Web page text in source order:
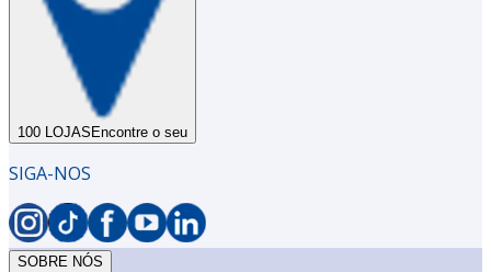
100 LOJAS Encontre o seu
SIGA-NOS
SOBRE NÓS